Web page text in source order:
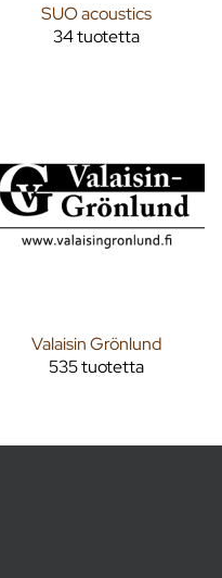
SUO acoustics
34 tuotetta
Valaisin Grönlund
535 tuotetta